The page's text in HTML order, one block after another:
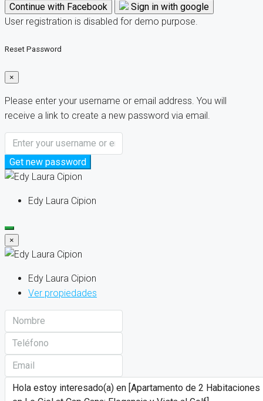
Continue with Facebook
Sign in with google
User registration is disabled for demo purpose.
Reset Password
×
Please enter your username or email address. You will
receive a link to create a new password via email.
Get new password
Edy Laura Cipion
×
Edy Laura Cipion
Ver propiedades